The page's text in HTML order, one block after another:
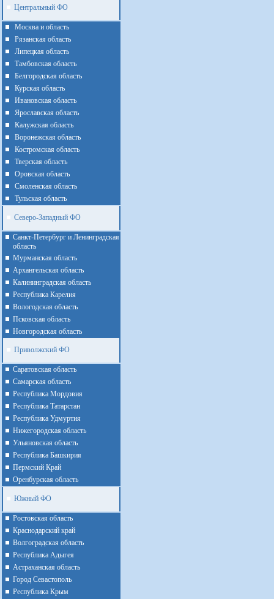
Центральный ФО
Москва и область
Рязанская область
Липецкая область
Тамбовская область
Белгородская область
Курская область
Ивановская область
Ярославская область
Калужская область
Воронежская область
Костромская область
Тверская область
Оровская область
Смоленская область
Тульская область
Северо-Западный ФО
Санкт-Петербург и Ленинградская
область
Мурманская область
Архангельская область
Калининградская область
Республика Карелия
Вологодская область
Псковская область
Новгородская область
Приволжский ФО
Cаратовская область
Cамарская область
Республика Мордовия
Республика Татарстан
Республика Удмуртия
Нижегородская область
Ульяновская область
Республика Башкирия
Пермский Край
Оренбурская область
Южный ФО
Ростовская область
Краснодарский край
Волгоградская область
Республика Адыгея
Астраханская область
Город Севастополь
Республика Крым